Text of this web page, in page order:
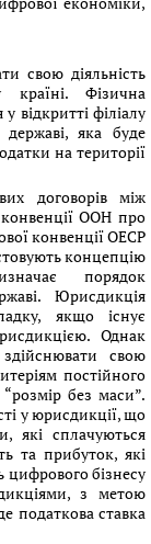
свою діяльність
країні. Фізична
відкритті філіалу
яка буде
на території
договорів між
ООН про
конвенції ОЕСР
концепцію
порядок
Юрисдикція
якщо існує
Однак
здійснювати свою
постійного
без маси”.
у юрисдикції, що
які сплачуються
та прибуток, які
цифрового бізнесу
з метою
податкова ставка